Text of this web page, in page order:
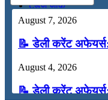
टुडेज जीके
Menu Menu
August 7, 2026
📝 डेली करेंट
August 4, 2026
📝 डेली करेंट